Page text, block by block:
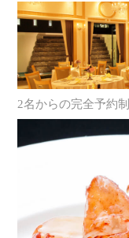
2名からの完全予約制